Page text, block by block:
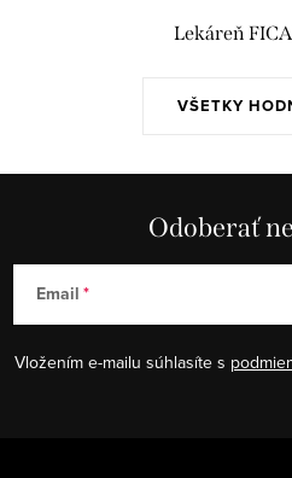
VŠETKY
Lekáreň
Odoberať
Email
Vložením e-mailu súhlasíte s